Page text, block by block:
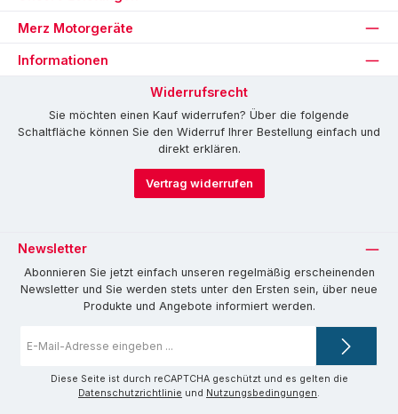
Merz Motorgeräte
Informationen
Widerrufsrecht
Sie möchten einen Kauf widerrufen? Über die folgende
Schaltfläche können Sie den Widerruf Ihrer Bestellung einfach und
direkt erklären.
Vertrag widerrufen
Newsletter
Abonnieren Sie jetzt einfach unseren regelmäßig erscheinenden
Newsletter und Sie werden stets unter den Ersten sein, über neue
Produkte und Angebote informiert werden.
Mail-
Diese Seite ist durch reCAPTCHA geschützt und es gelten die
Datenschutzrichtlinie und Nutzungsbedingungen.